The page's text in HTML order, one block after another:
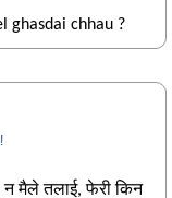
ghasdai chhau ?
न मैले तलाई, फेरी किन